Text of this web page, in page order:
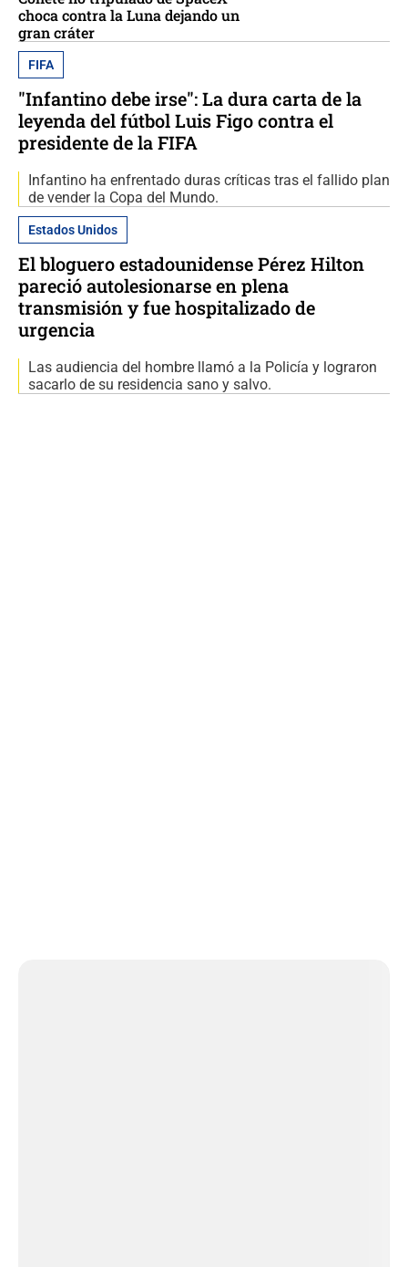
choca contra la Luna dejando un
gran cráter
FIFA
"Infantino debe irse": La dura carta de la
leyenda del fútbol Luis Figo contra el
presidente de la FIFA
Infantino ha enfrentado duras críticas tras el fallido plan
de vender la Copa del Mundo.
Estados Unidos
El bloguero estadounidense Pérez Hilton
pareció autolesionarse en plena
transmisión y fue hospitalizado de
urgencia
Las audiencia del hombre llamó a la Policía y lograron
sacarlo de su residencia sano y salvo.